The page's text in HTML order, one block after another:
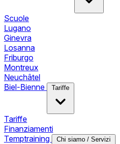
Scuole
Lugano
Ginevra
Losanna
Friburgo
Montreux
Neuchâtel
Biel-Bienne
Tariffe
Tariffe
Finanziamenti
Temptraining
Chi siamo / Servizi